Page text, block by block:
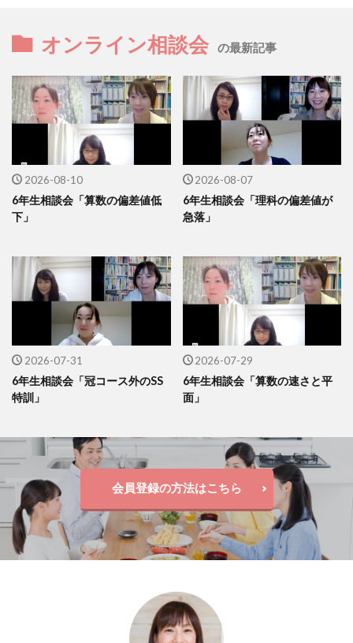
オンライン相談会 の最新記事
2026-08-10
6年生相談会「算数の偏差値低
下」
2026-08-07
6年生相談会「理科の偏差値が
急落」
2026-07-31
6年生相談会「冠コース外のSS
特訓」
2026-07-29
6年生相談会「算数の速さと平
面」
会員登録の方法はこちら